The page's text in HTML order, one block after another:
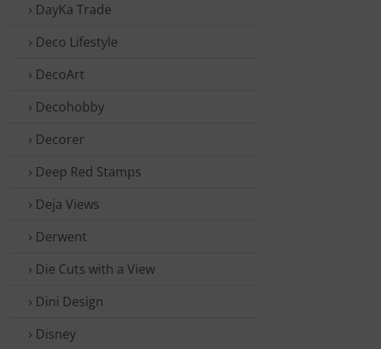
› DayKa Trade
› Deco Lifestyle
› DecoArt
› Decohobby
› Decorer
› Deep Red Stamps
› Deja Views
› Derwent
› Die Cuts with a View
› Dini Design
› Disney